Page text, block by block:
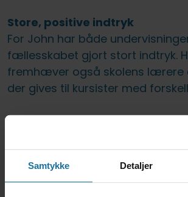
Samtykke Detaljer
Store, positive indtryk
For John har både
fællesskabet gjort stort indtryk.
fremhæver også skolens lærere
der gives til kursister med